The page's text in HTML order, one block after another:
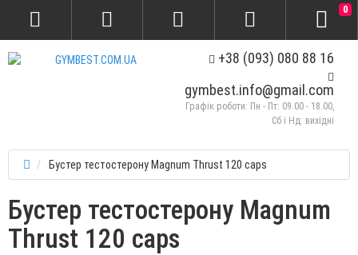
+38 (093) 080 88 16
gymbest.info@gmail.com
Графік роботи: Пн - Пт: 09.00 - 18.00,
Сб і Нд: вихідні
0
Бустер тестостерону Magnum Thrust 120 caps
Бустер тестостерону Magnum
Thrust 120 caps